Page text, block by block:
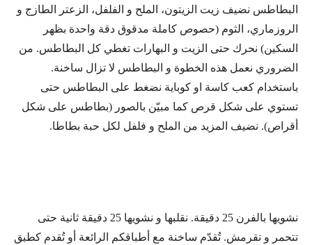
البطاطس نضيف زيت الزيتون، الملح و الفلفل، الزعتر الطازج و
الروزماري، الثوم (حصوص كاملة مدقوق دقة واحدة بظهر
السكين) نحرك حتى الزيت و البهارات تغطي كل البطاطس. من
الضروري نعمل هذه الخطوة و البطاطس لا تزال ساخنة.
باستخدام كعب كاسة او كوباية نضغط على البطاطس حتى
تستوي على شكل قرص كما مبيّن بالصور (بطاطس على شكل
أقراص). نضيف المزيد من الملح و فلفل لكل حبة بطاطا.
نشويها بالفرن 25 دقيقة. نقلبها و نشويها 25 دقيقة ثانية حتى
تتحمر و تقرمش. تُقدّم ساخنة مع أطباقكم الرائعة أو تُقدم كطبق